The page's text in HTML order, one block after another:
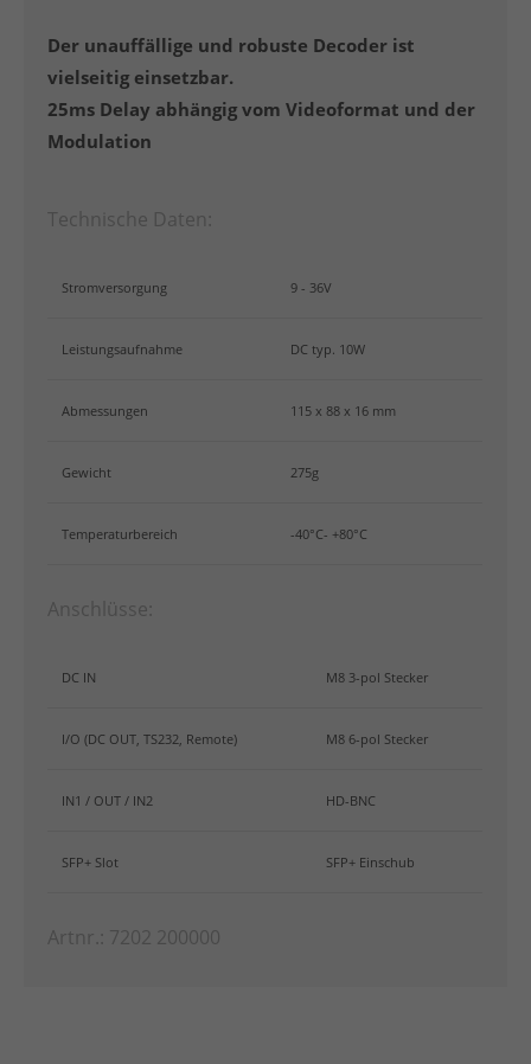
Der unauffällige und robuste Decoder ist
vielseitig einsetzbar.
25ms Delay abhängig vom Videoformat und der
Modulation
Technische Daten:
Stromversorgung 9 - 36V
Leistungsaufnahme DC typ. 10W
Abmessungen 115 x 88 x 16 mm
Gewicht 275g
Temperaturbereich -40°C- +80°C
Anschlüsse:
DC IN M8 3-pol Stecker
I/O (DC OUT, TS232, Remote) M8 6-pol Stecker
IN1 / OUT / IN2 HD-BNC
SFP+ Slot SFP+ Einschub
Artnr.: 7202 200000